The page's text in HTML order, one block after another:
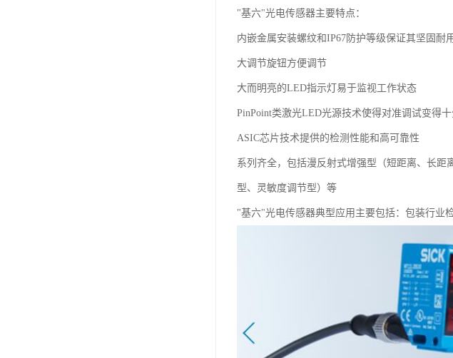
"基六"光电传感器主要特点：
内嵌金属安装螺纹和IP67防护等级保证其坚固耐
大调节旋钮方便调节
大而明亮的LED指示灯易于监视工作状态
PinPoint类激光LED光源技术使得对准调试变得
ASIC芯片技术提供的检测性能和高可靠性
系列齐全，包括漫反射式增强型（短距离、长
型、灵敏度调节型）等
"基六"光电传感器典型应用主要包括：包装行业